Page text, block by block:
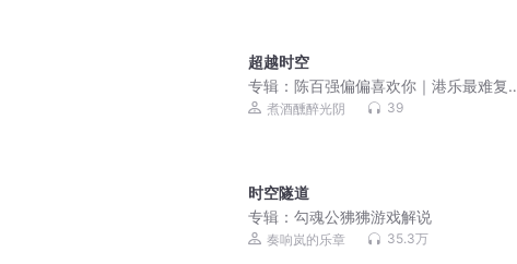
超越时空
专辑： 陈百强偏偏喜欢你｜港乐最难复
制的天真色泽
煮酒醺醉光阴 39
时空隧道
专辑： 勾魂公狒狒游戏解说
奏响岚的乐章 35.3万